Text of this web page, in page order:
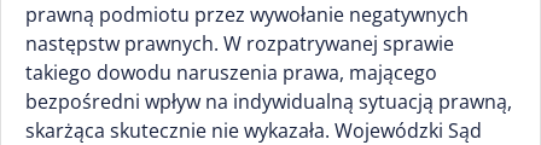
prawną podmiotu przez wywołanie negatywnych
następstw prawnych. W rozpatrywanej sprawie
takiego dowodu naruszenia prawa, mającego
bezpośredni wpływ na indywidualną sytuacją prawną,
skarżąca skutecznie nie wykazała. Wojewódzki Sąd